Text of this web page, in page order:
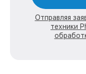
Отправляя
техники